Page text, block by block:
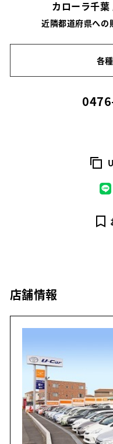
カローラ千
近隣都道府県への
各
店舗情報